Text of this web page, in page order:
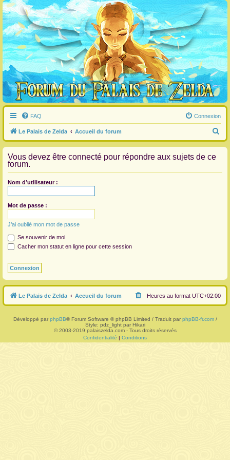
FAQ Connexion
Le Palais de Zelda Accueil du forum
e
Vous devez être connecté pour répondre aux sujets de ce
forum.
Nom d’utilisateur :
Mot de passe :
J’ai oublié mon mot de passe
Se souvenir de moi
Cacher mon statut en ligne pour cette session
Le Palais de Zelda Accueil du forum Heures au format UTC+02:00
Développé par phpBB® Forum Software © phpBB Limited / Traduit par phpBB-fr.com/
Style: pdz_light par Hikari
© 2003-2019 palaiszelda.com - Tous droits réservés
Confidentialité | Conditions